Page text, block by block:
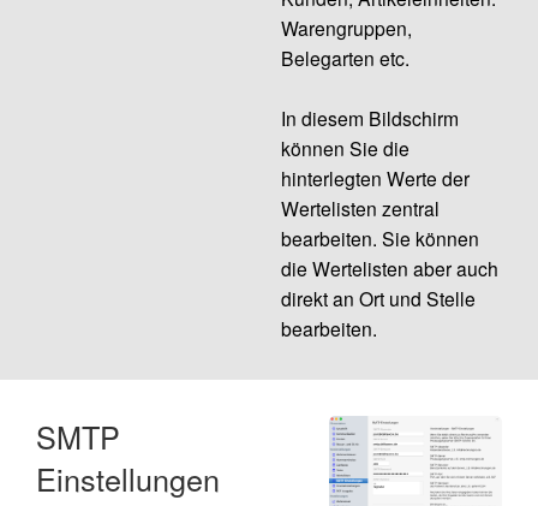
Warengruppen,
Belegarten etc.
In diesem Bildschirm
können Sie die
hinterlegten Werte der
Wertelisten zentral
bearbeiten. Sie können
die Wertelisten aber auch
direkt an Ort und Stelle
bearbeiten.
SMTP
Einstellungen